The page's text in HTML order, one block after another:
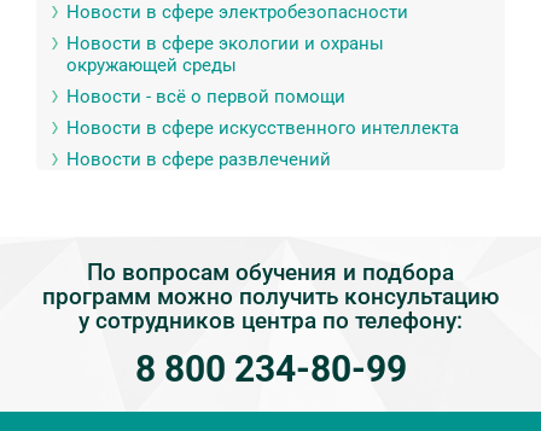
Новости в сфере электробезопасности
Новости в сфере экологии и охраны
окружающей среды
Новости - всё о первой помощи
Новости в сфере искусственного интеллекта
Новости в сфере развлечений
По вопросам обучения и подбора
программ можно получить консультацию
у сотрудников центра по телефону:
8 800 234-80-99